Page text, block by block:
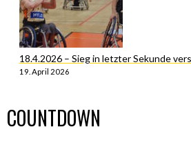
18.4.2026 – Sieg in letzter Sekunde
19. April 2026
COUNTDOWN